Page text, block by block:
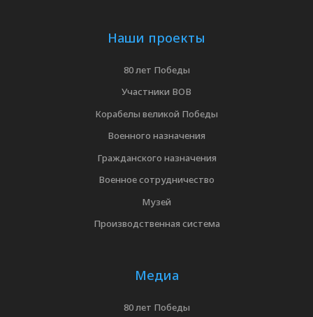
Наши проекты
80 лет Победы
Участники ВОВ
Корабелы великой Победы
Военного назначения
Гражданского назначения
Военное сотрудничество
Музей
Производственная система
Медиа
80 лет Победы